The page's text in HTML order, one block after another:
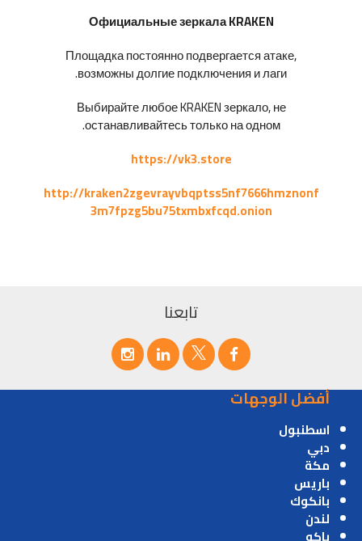
Официальные зеркала KRAKEN
Площадка постоянно подвергается атаке,
возможны долгие подключения и лаги.
Выбирайте любое KRAKEN зеркало, не
останавливайтесь только на одном.
https://vk3.store
http://kraken2zgevrayvbqptss5nf7666hmznonf
3m7fpzg5bu75txmbxfcqd.onion
تابعنا
أفضل الوجهات
اسطنبول
دبي
مكة
باريس
بانكوك
لندن